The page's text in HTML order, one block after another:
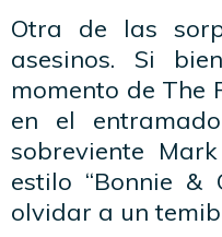
Otra de las
asesinos. Si
momento de The
en el
sobreviente
estilo “Bonnie &
olvidar a un